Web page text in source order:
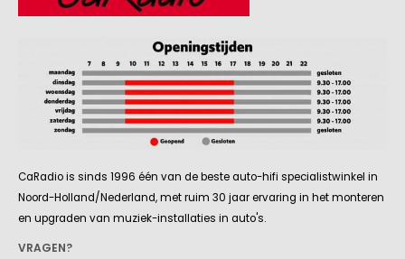
CaRadio is sinds 1996 één van de beste auto-hifi specialistwinkel in
Noord-Holland/Nederland, met ruim 30 jaar ervaring in het monteren
en upgraden van muziek-installaties in auto's.
VRAGEN?